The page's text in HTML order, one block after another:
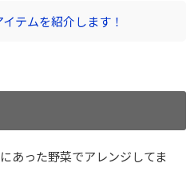
テムを紹介します！
あった野菜でアレンジしてま